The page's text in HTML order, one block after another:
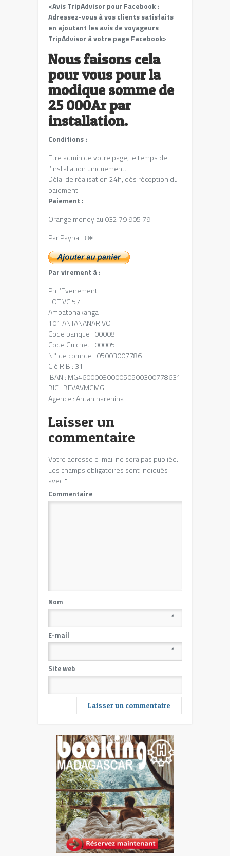
<Avis TripAdvisor pour Facebook :
Adressez-vous à vos clients satisfaits
en ajoutant les avis de voyageurs
TripAdvisor à votre page Facebook>
Nous faisons cela
pour vous pour la
modique somme de
25 000Ar par
installation.
Conditions :
Etre admin de votre page, le temps de
l’installation uniquement.
Délai de réalisation 24h, dés réception du
paiement.
Paiement :
Orange money au 032 79 905 79
Par Paypal : 8€
Par virement à :
Phil’Evenement
LOT VC 57
Ambatonakanga
101 ANTANANARIVO
Code banque : 00008
Code Guichet : 00005
N° de compte : 05003007786
Clé RIB : 31
IBAN : MG4600008000050500300778631
BIC : BFVAVMGMG
Agence : Antaninarenina
Laisser un
commentaire
Votre adresse e-mail ne sera pas publiée.
Les champs obligatoires sont indiqués
avec*
Commentaire
Nom
*
E-mail
*
Site web